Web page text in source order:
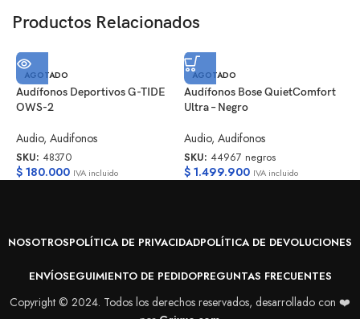
Productos Relacionados
AGOTADO
Audífonos Deportivos G-TIDE
OWS-2
Audio, Audifonos
SKU: 48370
$ 180.000 IVA incluido
AGOTADO
Audífonos Bose QuietComfort
Ultra – Negro
Audio, Audifonos
SKU: 44967 negros
$1.499.900 IVA incluido
NOSOTROSPOLÍTICA DE PRIVACIDADPOLÍTICA DE DEVOLUCIONES
ENVÍOSEGUIMIENTO DE PEDIDOPREGUNTAS FRECUENTES
Copyright © 2024. Todos los derechos reservados, desarrollado con ❤️